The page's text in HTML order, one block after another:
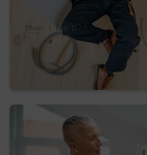
1 min. Paul D.
Bonne couverture, pas
limites de votre